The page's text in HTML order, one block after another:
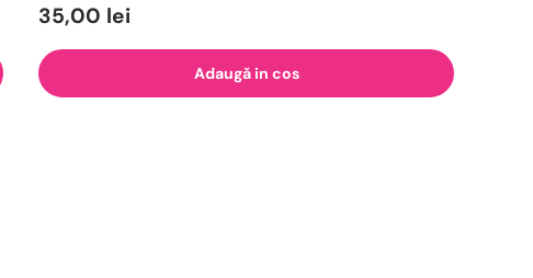
35,00 lei
Adaugă in cos